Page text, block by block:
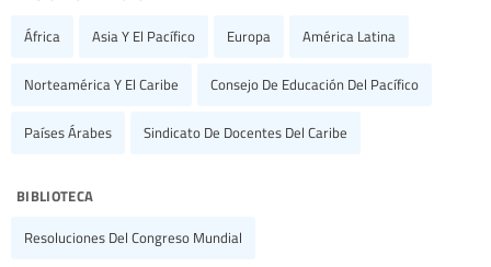
África Asia Y El Pacífico Europa América Latina
Norteamérica Y El Caribe Consejo De Educación Del Pacífico
Países Árabes Sindicato De Docentes Del Caribe
biblioteca
Resoluciones Del Congreso Mundial